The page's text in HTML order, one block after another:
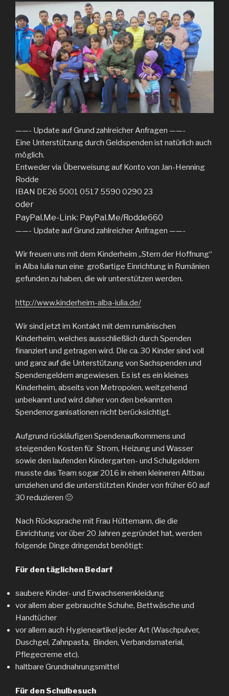
——- Update auf Grund zahlreicher Anfragen ——-
Eine Unterstützung durch Geldspenden ist natürlich auch
möglich.
Entweder via Überweisung auf Konto von Jan-Henning
Rodde
IBAN DE26 5001 0517 5590 0290 23
oder
PayPal.Me-Link: PayPal.Me/Rodde660
——- Update auf Grund zahlreicher Anfragen ——-
Wir freuen uns mit dem Kinderheim „Stern der Hoffnung“
in Alba Iulia nun eine großartige Einrichtung in Rumänien
gefunden zu haben, die wir unterstützen werden.
http://www.kinderheim-alba-iulia.de/
Wir sind jetzt im Kontakt mit dem rumänischen
Kinderheim, welches ausschließlich durch Spenden
finanziert und getragen wird. Die ca. 30 Kinder sind voll
und ganz auf die Unterstützung von Sachspenden und
Spendengeldern angewiesen. Es ist es ein kleines
Kinderheim, abseits von Metropolen, weitgehend
unbekannt und wird daher von den bekannten
Spendenorganisationen nicht berücksichtigt.
Aufgrund rückläufigen Spendenaufkommens und
steigenden Kosten für Strom, Heizung und Wasser
sowie den laufenden Kindergarten- und Schulgeldern
musste das Team sogar 2016 in einen kleineren Altbau
umziehen und die unterstützten Kinder von früher 60 auf
30 reduzieren 🙁
Nach Rücksprache mit Frau Hüttemann, die die
Einrichtung vor über 20 Jahren gegründet hat, werden
folgende Dinge dringendst benötigt:
Für den täglichen Bedarf
saubere Kinder- und Erwachsenenkleidung
vor allem aber gebrauchte Schuhe, Bettwäsche und
Handtücher
vor allem auch Hygieneartikel jeder Art (Waschpulver,
Duschgel, Zahnpasta, Binden, Verbandsmaterial,
Pflegecreme etc).
haltbare Grundnahrungsmittel
Für den Schulbesuch